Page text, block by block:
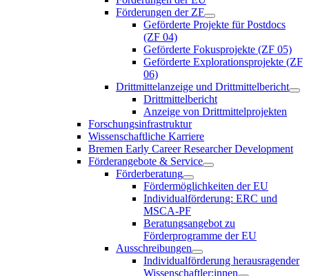
Förderungen der ZF
Geförderte Projekte für Postdocs
(ZF 04)
Geförderte Fokusprojekte (ZF 05)
Geförderte Explorationsprojekte (ZF
06)
Drittmittelanzeige und Drittmittelbericht
Drittmittelbericht
Anzeige von Drittmittelprojekten
Forschungsinfrastruktur
Wissenschaftliche Karriere
Bremen Early Career Researcher Development
Förderangebote & Service
Förderberatung
Fördermöglichkeiten der EU
Individualförderung: ERC und
MSCA-PF
Beratungsangebot zu
Förderprogramme der EU
Ausschreibungen
Individualförderung herausragender
Wissenschaftler:innen